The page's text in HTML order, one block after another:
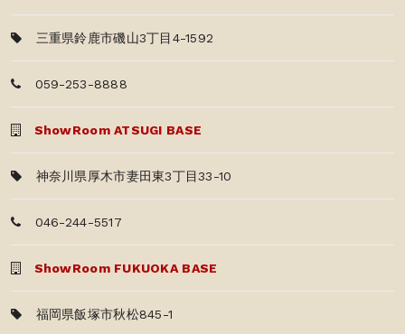
三重県鈴鹿市磯山3丁目4-1592
059-253-8888
ShowRoom ATSUGI BASE
神奈川県厚木市妻田東3丁目33-10
046-244-5517
ShowRoom FUKUOKA BASE
福岡県飯塚市秋松845-1